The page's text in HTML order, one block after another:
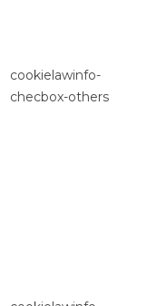
cookielawinfo-
checbox-others